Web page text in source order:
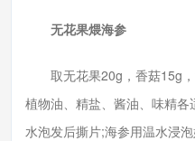
无花果煨海参
取无花果20g，香菇15g，
植物油、精盐、酱油、味精
水泡发后撕片;海参用温水浸